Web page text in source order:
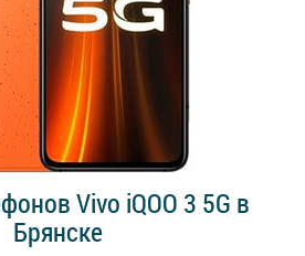
Vivo iQOO 3 5G в
Брянске